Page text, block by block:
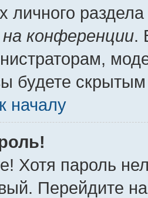
личного
конференции.
будете
началу
Хотя пароль
Перейдите